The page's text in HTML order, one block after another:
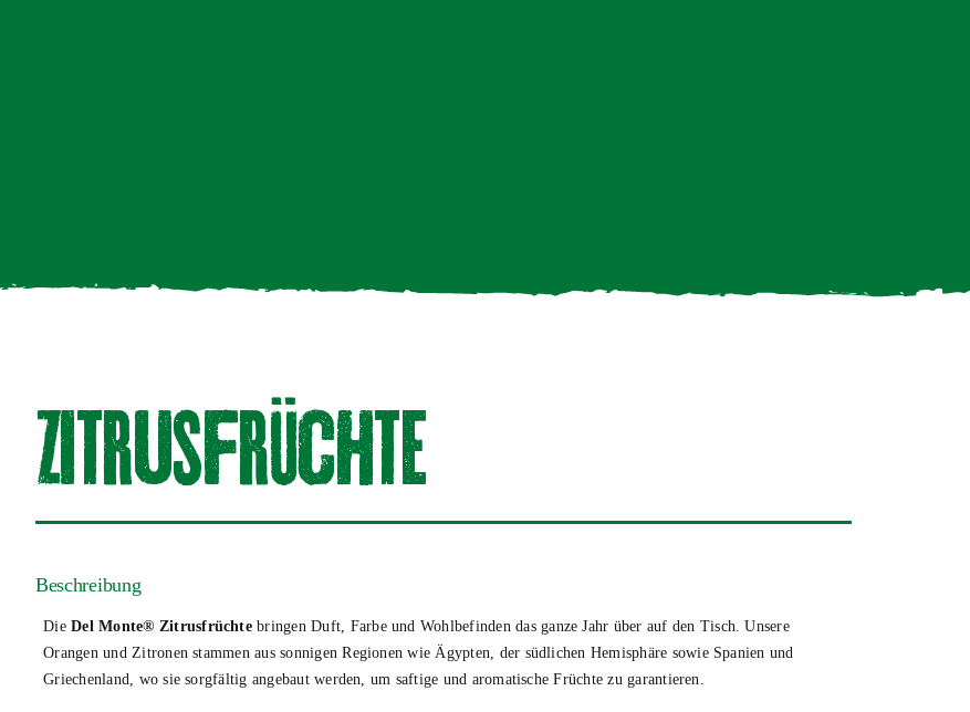
zitRUSfRüchte
Beschreibung
DieDel Monte® Zitrusfrüchtebringen Duft, Farbe und Wohlbefinden das ganze Jahr über auf den Tisch. Unsere
Orangen und Zitronen stammen aus sonnigen Regionen wie Ägypten, der südlichen Hemisphäre sowie Spanien und
Griechenland, wo sie sorgfältig angebaut werden, um saftige und aromatische Früchte zu garantieren.